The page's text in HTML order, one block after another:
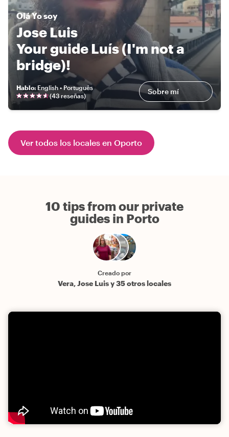
OláYo soy
Jose Luis
Your guide Luís (I'm not a
bridge)!
Hablo: English • Português
(43 reseñas) Sobre mí
Ver todos los locales en Oporto
10 tips from our private
guides in Porto
Creado por
Vera, Jose Luis y 35 otros locales